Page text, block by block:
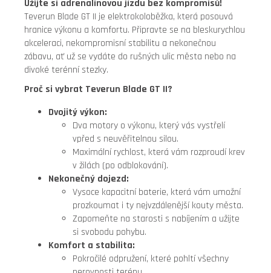
Užijte si adrenalinovou jízdu bez kompromisů!
Teverun Blade GT II je elektrokoloběžka, která posouvá
hranice výkonu a komfortu. Připravte se na bleskurychlou
akceleraci, nekompromisní stabilitu a nekonečnou
zábavu, ať už se vydáte do rušných ulic města nebo na
divoké terénní stezky.
Proč si vybrat Teverun Blade GT II?
Dvojitý výkon:
Dva motory o výkonu, který vás vystřelí
vpřed s neuvěřitelnou silou.
Maximální rychlost, která vám rozproudí krev
v žilách (po odblokování).
Nekonečný dojezd:
Vysoce kapacitní baterie, která vám umožní
prozkoumat i ty nejvzdálenější kouty města.
Zapomeňte na starosti s nabíjením a užijte
si svobodu pohybu.
Komfort a stabilita:
Pokročilé odpružení, které pohltí všechny